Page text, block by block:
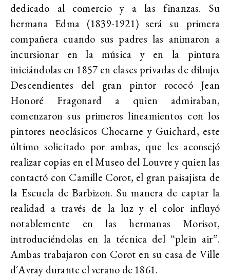
dedicado al comercio y a las finanzas. Su
hermana Edma (1839-1921) será su primera
compañera cuando sus padres las animaron a
incursionar en la música y en la pintura
iniciándolas en 1857 en clases privadas de dibujo.
Descendientes del gran pintor rococó Jean
Honoré Fragonard a quien admiraban,
comenzaron sus primeros lineamientos con los
pintores neoclásicos Chocarne y Guichard, este
último solicitado por ambas, que les aconsejó
realizar copias en el Museo del Louvre y quien las
contactó con Camille Corot, el gran paisajista de
la Escuela de Barbizon. Su manera de captar la
realidad a través de la luz y el color influyó
notablemente en las hermanas Morisot,
introduciéndolas en la técnica del “plein air”.
Ambas trabajaron con Corot en su casa de Ville
d´Avray durante el verano de 1861.